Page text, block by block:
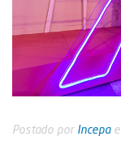
Postado por Incepa